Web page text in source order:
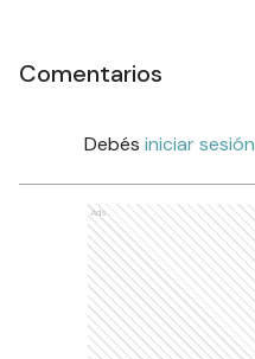
Comentarios
Debés iniciar sesión
Ads